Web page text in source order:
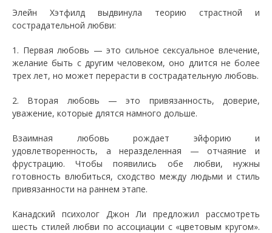
Элейн Хэтфилд выдвинула теорию страстной и
сострадательной любви:
1. Первая любовь — это сильное сексуальное влечение,
желание быть с другим человеком, оно длится не более
трех лет, но может перерасти в сострадательную любовь.
2. Вторая любовь — это привязанность, доверие,
уважение, которые длятся намного дольше.
Взаимная любовь рождает эйфорию и
удовлетворенность, а неразделенная — отчаяние и
фрустрацию. Чтобы появились обе любви, нужны
готовность влюбиться, сходство между людьми и стиль
привязанности на раннем этапе.
Канадский психолог Джон Ли предложил рассмотреть
шесть стилей любви по ассоциации с «цветовым кругом».